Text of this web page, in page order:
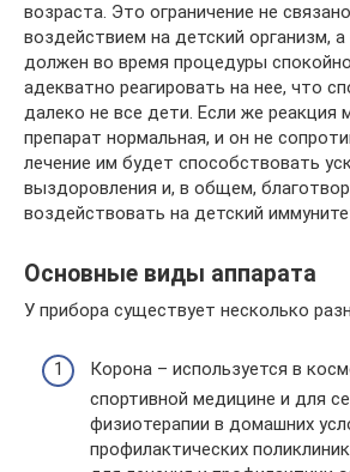
возраста. Это ограничение не
воздействием на детский организм,
должен во время процедуры
адекватно реагировать на нее, что
далеко не все дети. Если же реакция
препарат нормальная, и он не
лечение им будет способствовать
выздоровления и, в общем,
воздействовать на детский
Основные виды аппарата
У прибора существует несколько
Корона – используется в
спортивной медицине и для
физиотерапии в домашних
профилактических